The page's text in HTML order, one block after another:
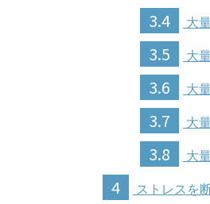
3.4 大
3.5 大
3.6 大
3.7 大
3.8 大
4 ストレスを